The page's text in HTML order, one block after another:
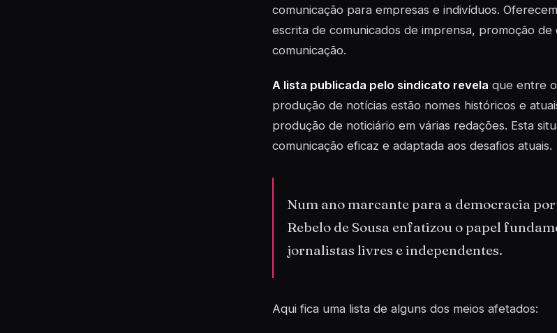
comunicação para empresas e indivíduos.
escrita de comunicados de imprensa, promoção
comunicação.
A lista publicada pelo sindicato revela que entre
produção de notícias estão nomes históricos e
produção de noticiário em várias redações. Esta
comunicação eficaz e adaptada aos desafios atuais.
Num ano marcante para a democracia
Rebelo de Sousa enfatizou o papel
jornalistas livres e independentes.
Aqui fica uma lista de alguns dos meios afetados: